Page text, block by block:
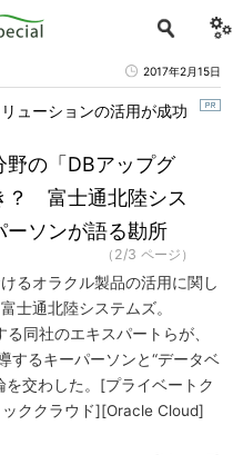
2017年2月15日
野の「DBアップグ
？ 富士通北陸シス
ーソンが語る勘所
ューションの活用が成功
（2/3 ページ）
るオラクル製品の活用に関し
士通北陸システムズ。
同社のエキスパートらが、
するキーパーソンと“データベ
を交わした。[プライベートク
ククラウド][Oracle Cloud]